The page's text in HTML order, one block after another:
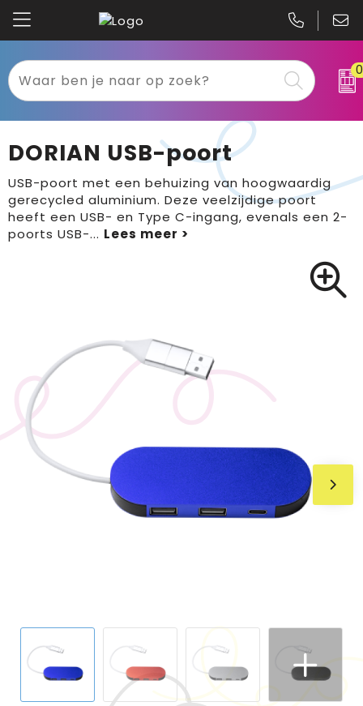
0
Textiel
Sport
Binnenreclame
Drukwerk
Kariban
Gildan
Blaklader
BIC
Flexfit
DORIAN USB-poort
USB-poort met een behuizing van hoogwaardig
gerecycled aluminium. Deze veelzijdige poort
heeft een USB- en Type C-ingang, evenals een 2-
poorts USB-...